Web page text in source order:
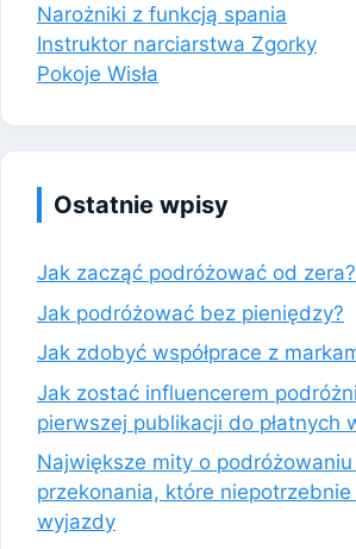
Narożniki z funkcją spania
Instruktor narciarstwa Zgorky
Pokoje Wisła
Ostatnie wpisy
Jak zacząć podróżować od zera?
Jak podróżować bez pieniędzy?
Jak zdobyć współprace z
Jak zostać influencerem
pierwszej publikacji do płatnych
Największe mity o
przekonania, które
wyjazdy